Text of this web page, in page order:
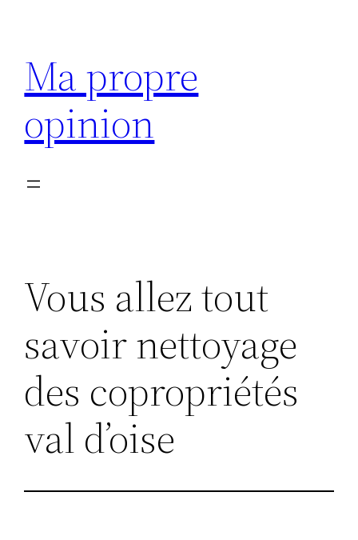
contenu
Ma propre
opinion
Vous allez tout
savoir nettoyage
des copropriétés
val d’oise